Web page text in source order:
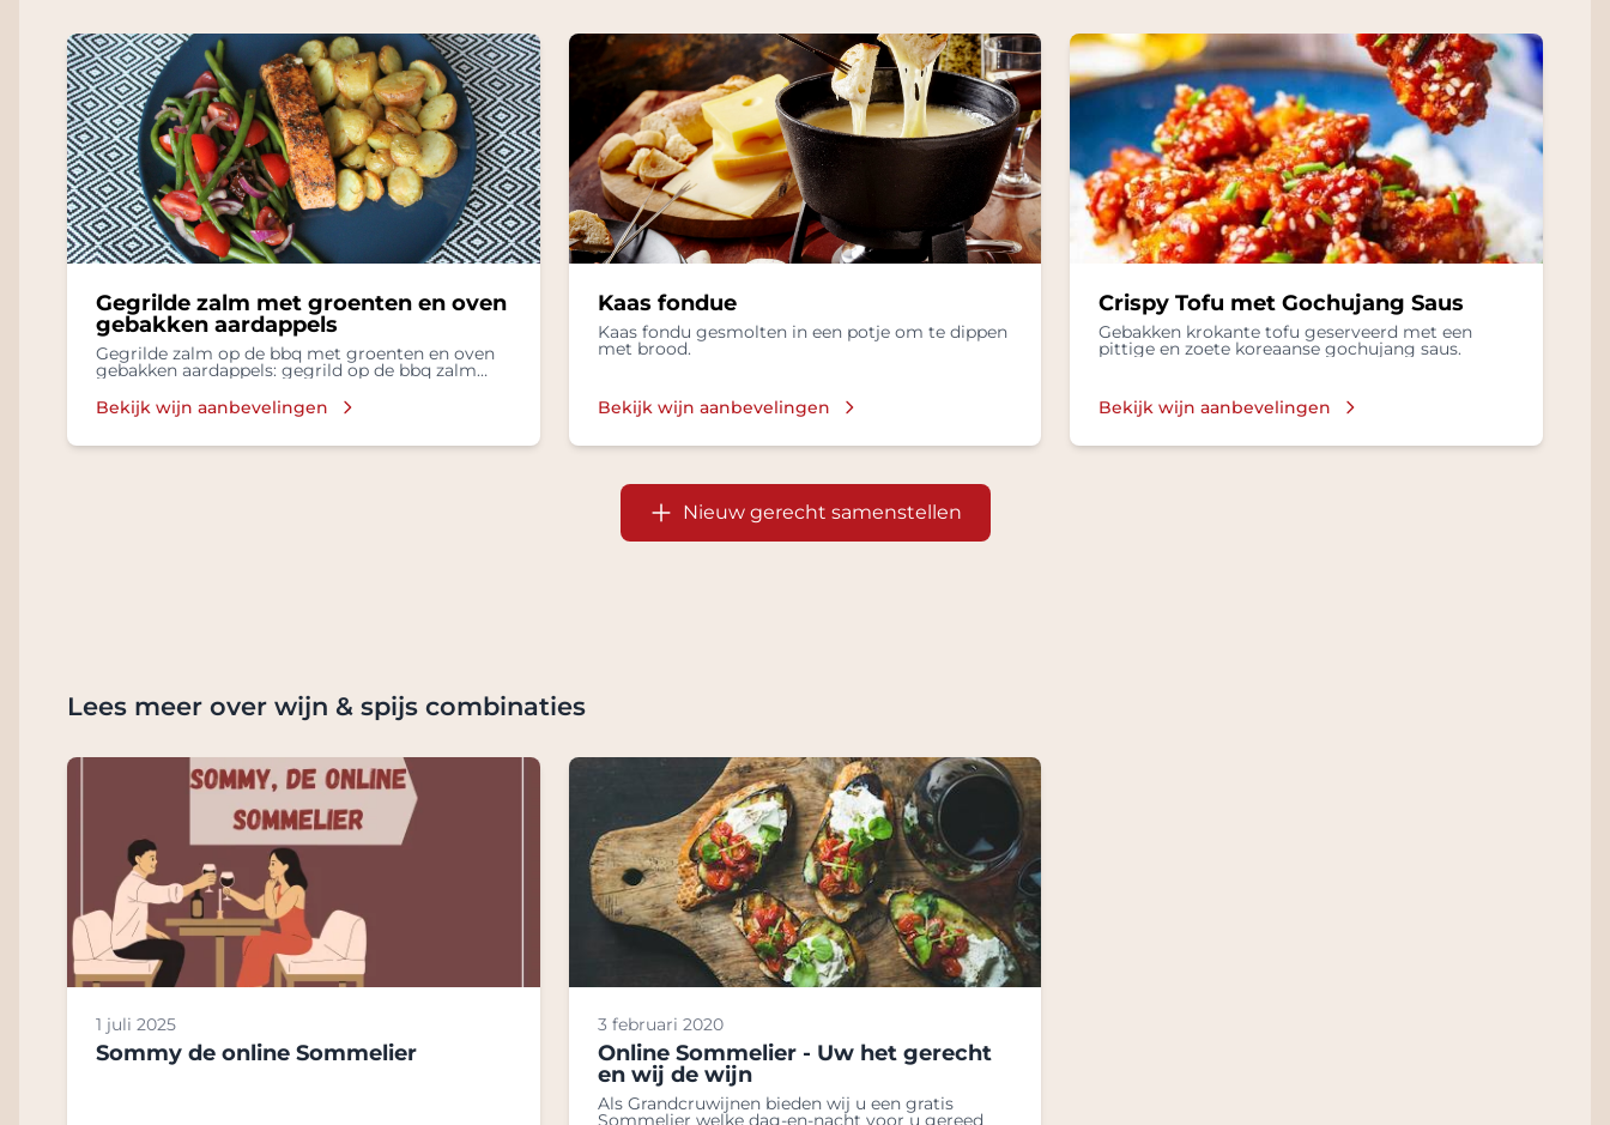
Gegrilde zalm met groenten en oven
gebakken aardappels
Gegrilde zalm op de bbq met groenten en oven
gebakken aardappels: gegrild op de bbq zalm
Bekijk wijn aanbevelingen
Kaas fondue
Kaas fondu gesmolten in een potje om te dippen
met brood.
Bekijk wijn aanbevelingen
Crispy Tofu met Gochujang Saus
Gebakken krokante tofu geserveerd met een
pittige en zoete koreaanse gochujang saus.
Bekijk wijn aanbevelingen
Nieuw gerecht samenstellen
Lees meer over wijn & spijs combinaties
1 juli 2025
Sommy de online Sommelier
3 februari 2020
Online Sommelier - Uw het gerecht
en wij de wijn
Als Grandcruwijnen bieden wij u een gratis
Sommelier welke dag-en-nacht voor u gereed